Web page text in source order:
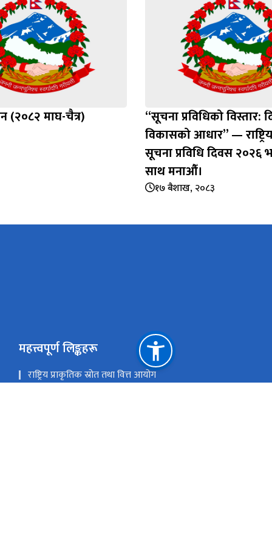
(२०८२ माघ-चैत्र)
“सूचना प्रविधिको विस्तार:
विकासको आधार” —
सूचना प्रविधि दिवस २०२६
साथ मनाऔँ।
१७ बैशाख, २०८३
महत्त्वपूर्ण लिङ्कहरू
राष्ट्रिय प्राकृतिक स्रोत तथा वित्त आयोग